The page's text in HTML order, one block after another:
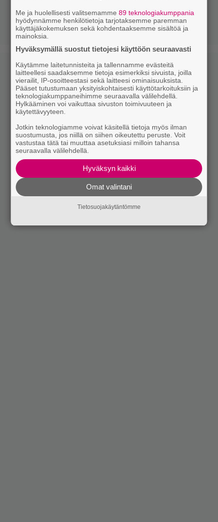
Me ja huolellisesti valitsemamme89 teknologiakumppania
hyödynnämme henkilötietoja tarjotaksemme paremman
käyttäjäkokemuksen sekä kohdentaaksemme sisältöä ja
mainoksia.
Hyväksymällä suostut tietojesi käyttöön seuraavasti
Käytämme laitetunnisteita ja tallennamme evästeitä
laitteellesi saadaksemme tietoja esimerkiksi sivuista, joilla
vierailit, IP-osoitteestasi sekä laitteesi ominaisuuksista.
Pääset tutustumaan yksityiskohtaisesti käyttötarkoituksiin ja
teknologiakumppaneihimme seuraavalla välilehdellä.
Hylkääminen voi vaikuttaa sivuston toimivuuteen ja
käytettävyyteen.
Jotkin teknologiamme voivat käsitellä tietoja myös ilman
suostumusta, jos niillä on siihen oikeutettu peruste. Voit
vastustaa tätä tai muuttaa asetuksiasi milloin tahansa
seuraavalla välilehdellä.
Hyväksyn kaikki
Omat valintani
Tietosuojakäytäntömme